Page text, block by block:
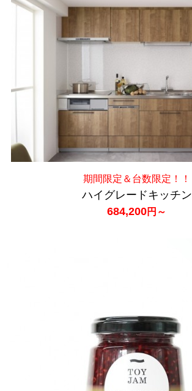
期間限定＆台数限定！！
ハイグレードキッチン
684,200円～